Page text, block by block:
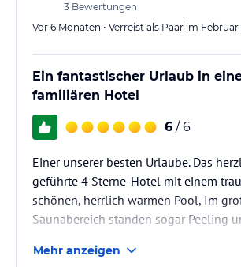
3 Bewertungen
Vor 6 Monaten • Verreist als Paar im Februar
Ein fantastischer Urlaub in
familiären Hotel
6 / 6
Einer unserer besten Urlaube. Das
geführte 4 Sterne-Hotel mit einem
schönen, herrlich warmen Pool, Im
Saunabereich standen sogar Peeling
der Straße liegt, ist es schön ruhig und
Mehr anzeigen